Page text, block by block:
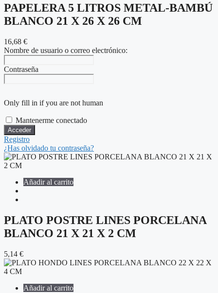
PAPELERA 5 LITROS METAL-BAMBÚ
BLANCO 21 X 26 X 26 CM
16,68 €
Nombre de usuario o correo electrónico:
Contraseña
Only fill in if you are not human
Mantenerme conectado
Registro
¿Has olvidado tu contraseña?
Añadir al carrito
PLATO POSTRE LINES PORCELANA
BLANCO 21 X 21 X 2 CM
5,14 €
Añadir al carrito